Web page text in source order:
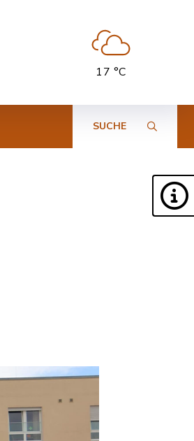
17 °C
SUCHE